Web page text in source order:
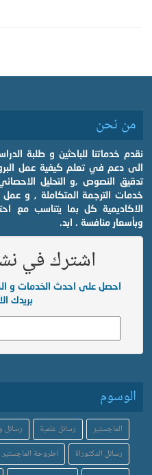
من نحن
نقدم خدماتنا للباحثين و طلبة
الى دعم في تعلم كيفية عمل
تدقيق النصوص ,و التحليل
خدمات الترجمة المتكاملة , و عمل
الاكاديمية كل بما يتناسب مع
وبأسعار منافسة . ابد.
اشترك في
احصل على احدث الخدمات و
بريدك
الوسوم
الماجستير رسائل علمية رسائل
رسائل الدكتوراة
اطروحة الماجستير